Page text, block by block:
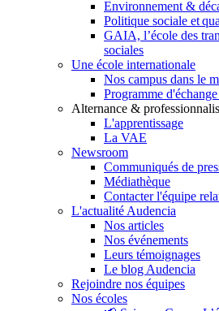
Environnement &
Politique sociale et
GAIA, l’école des
sociales
Une école internationale
Nos campus dans le
Programme
Alternance &
L'apprentissage
La VAE
Newsroom
Communiqués de
Médiathèque
Contacter l'équipe
L'actualité Audencia
Nos articles
Nos événements
Leurs témoignages
Le blog Audencia
Rejoindre nos équipes
Nos écoles